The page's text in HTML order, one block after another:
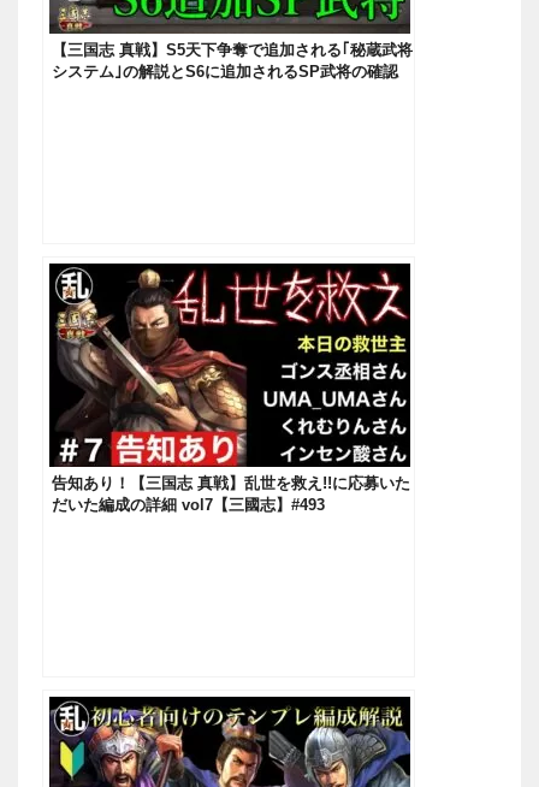
【三国志 真戦】S5天下争奪で追加される｢秘蔵武将
システム｣の解説とS6に追加されるSP武将の確認
告知あり！【三国志 真戦】乱世を救え!!に応募いた
だいた編成の詳細 vol7【三國志】#493